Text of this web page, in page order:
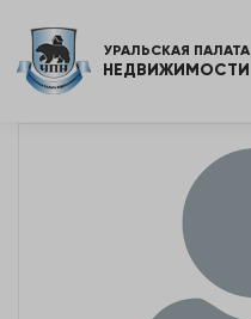
УРАЛЬСКАЯ ПАЛАТА
НЕДВИЖИМОСТИ